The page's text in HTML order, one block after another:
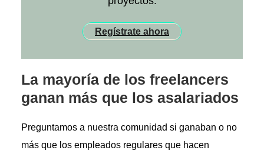
Regístrate ahora
La mayoría de los freelancers
ganan más que los asalariados
Preguntamos a nuestra comunidad si ganaban o no
más que los empleados regulares que hacen